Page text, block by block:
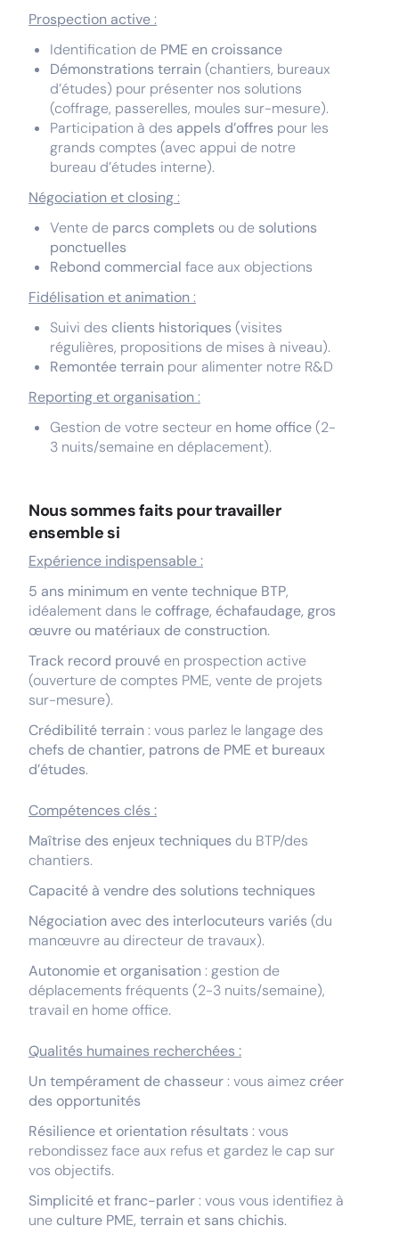
Prospection active:
Identification de PME en croissance
Démonstrations terrain(chantiers, bureaux
d’études) pour présenter nos solutions
(coffrage, passerelles, moules sur-mesure).
Participation à des appels d’offres pour les
grands comptes (avec appui de notre
bureau d’études interne).
Négociation et closing:
Vente de parcs complets ou de solutions
ponctuelles
Rebond commercial face aux objections
Fidélisation et animation:
Suivi des clients historiques (visites
régulières, propositions de mises à niveau).
Remontée terrain pour alimenter notre R&D
Reporting et organisation:
Gestion de votre secteur en home office(2-
3 nuits/semaine en déplacement).
Nous sommes faits pour travailler
ensemble si
Expérience indispensable :
5 ans minimum en vente technique BTP,
idéalement dans le coffrage, échafaudage, gros
œuvre ou matériaux de construction.
Track record prouvé en prospection active
(ouverture de comptes PME, vente de projets
sur-mesure).
Crédibilité terrain: vous parlez le langage des
chefs de chantier, patrons de PME et bureaux
d’études.
Compétences clés :
Maîtrise des enjeux techniques du BTP/des
chantiers.
Capacité à vendre des solutions techniques
Négociation avec des interlocuteurs variés (du
manœuvre au directeur de travaux).
Autonomie et organisation: gestion de
déplacements fréquents (2-3 nuits/semaine),
travail en home office.
Qualités humaines recherchées :
Un tempérament de chasseur: vous aimez créer
des opportunités
Résilience et orientation résultats : vous
rebondissez face aux refus et gardez le cap sur
vos objectifs.
Simplicité et franc-parler: vous vous identifiez à
une culture PME, terrain et sans chichis.